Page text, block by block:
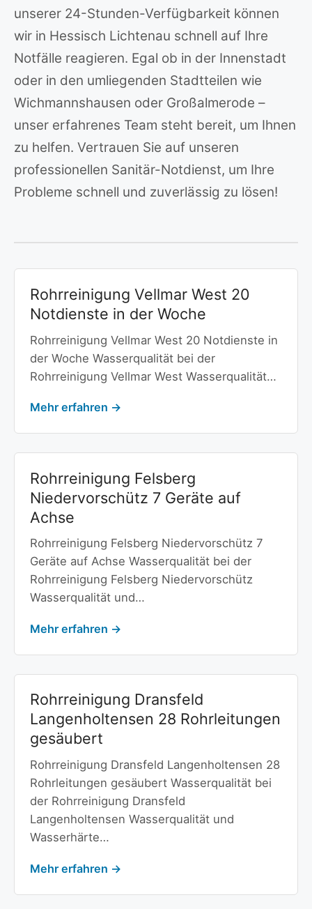
unserer 24-Stunden-Verfügbarkeit können
wir in Hessisch Lichtenau schnell auf Ihre
Notfälle reagieren. Egal ob in der Innenstadt
oder in den umliegenden Stadtteilen wie
Wichmannshausen oder Großalmerode –
unser erfahrenes Team steht bereit, um Ihnen
zu helfen. Vertrauen Sie auf unseren
professionellen Sanitär-Notdienst, um Ihre
Probleme schnell und zuverlässig zu lösen!
Rohrreinigung Vellmar West 20
Notdienste in der Woche
Rohrreinigung Vellmar West 20 Notdienste in
der Woche Wasserqualität bei der
Rohrreinigung Vellmar West Wasserqualität…
Mehr erfahren →
Rohrreinigung Felsberg
Niedervorschütz 7 Geräte auf
Achse
Rohrreinigung Felsberg Niedervorschütz 7
Geräte auf Achse Wasserqualität bei der
Rohrreinigung Felsberg Niedervorschütz
Wasserqualität und…
Mehr erfahren →
Rohrreinigung Dransfeld
Langenholtensen 28 Rohrleitungen
gesäubert
Rohrreinigung Dransfeld Langenholtensen 28
Rohrleitungen gesäubert Wasserqualität bei
der Rohrreinigung Dransfeld
Langenholtensen Wasserqualität und
Wasserhärte…
Mehr erfahren →